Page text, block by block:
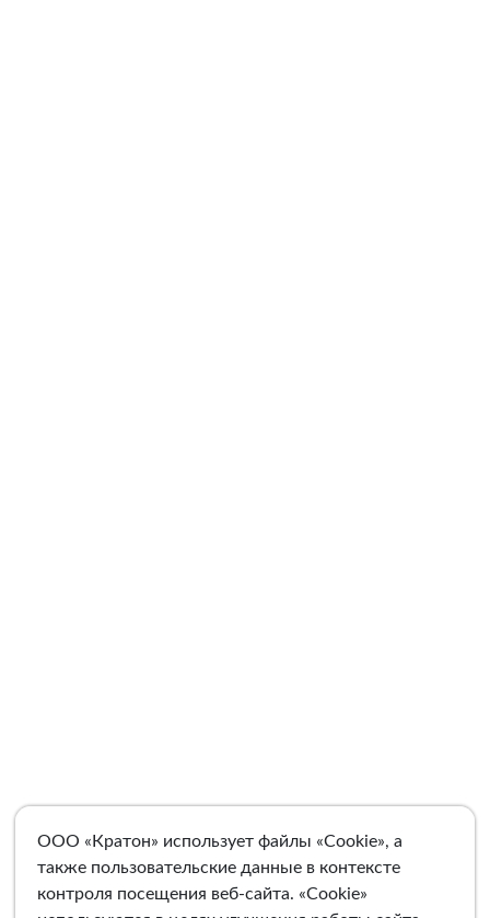
ООО «Кратон» использует файлы «Cookie», а
также пользовательские данные в контексте
контроля посещения веб-сайта. «Cookie»